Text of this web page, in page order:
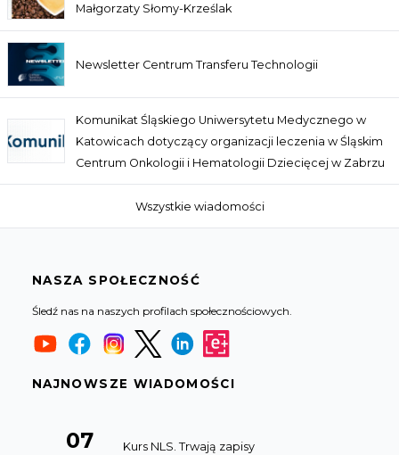
Małgorzaty Słomy-Krześlak
Newsletter Centrum Transferu Technologii
Komunikat Śląskiego Uniwersytetu Medycznego w
Katowicach dotyczący organizacji leczenia w Śląskim
Centrum Onkologii i Hematologii Dziecięcej w Zabrzu
Wszystkie wiadomości
NASZA SPOŁECZNOŚĆ
Śledź nas na naszych profilach społecznościowych.
NAJNOWSZE WIADOMOŚCI
07 Kurs NLS. Trwają zapisy